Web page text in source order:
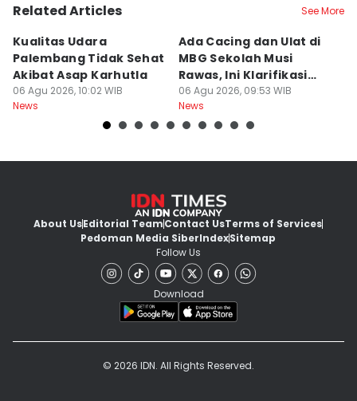
Related Articles See More
Kualitas Udara
Palembang Tidak Sehat
Akibat Asap Karhutla
06 Agu 2026, 10:02 WIB
News
Ada Cacing dan Ulat di
MBG Sekolah Musi
Rawas, Ini Klarifikasi
SPPG
06 Agu 2026, 09:53 WIB
News
About UsEditorial TeamContact UsTerms of Services
Pedoman Media SiberIndexSitemap
Follow Us
Download
© 2026 IDN. All Rights Reserved.